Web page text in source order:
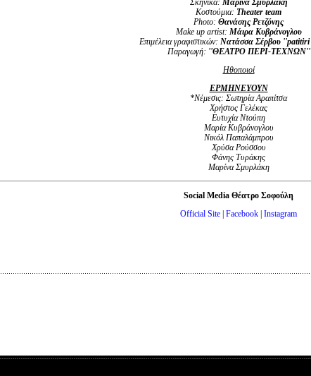
Σκηνικά: Μαρίνα Σμυρλάκη
Κοστούμια: Τheater team
Photo: Θανάσης Ρετζόνης
Μake up artist: Mάιρα Κυβράνογλου
Επιμέλεια γραφιστικών: Νατάσσα Σέρβου ''patitiri
Παραγωγή: ''ΘΕΑΤΡΟ ΠΕΡΙ-ΤΕΧΝΩΝ''
Ηθοποιοί
ΕΡΜΗΝΕΥΟΥΝ
*Nέμεσις: Σωτηρία Αραπίτσα
Χρήστος Γελέκας
Ευτυχία Ντούπη
Μαρία Κυβράνογλου
Νικόλ Παπαλάμπρου
Χρύσα Ρούσσου
Φάνης Τυράκης
Μαρίνα Σμυρλάκη
Social Media Θέατρο Σοφούλη
Official Site Facebook Instagram